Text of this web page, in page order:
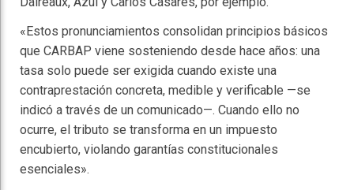
«Estos pronunciamientos consolidan principios básicos
que CARBAP viene sosteniendo desde hace años: una
tasa solo puede ser exigida cuando existe una
contraprestación concreta, medible y verificable —se
indicó a través de un comunicado—. Cuando ello no
ocurre, el tributo se transforma en un impuesto
encubierto, violando garantías constitucionales
esenciales».